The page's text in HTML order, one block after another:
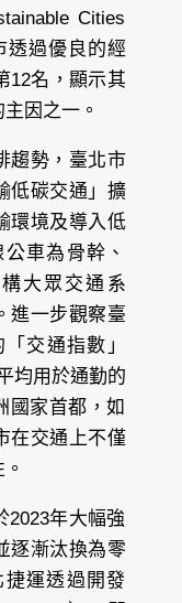
Cities
透過優良的經
12名，顯示其
因之一。
趨勢，臺北市
低碳交通」擴
環境及導入低
車為骨幹、
大眾交通系
進一步觀察臺
交通指數」
均用於通勤的
國家首都，如
在交通上不僅
2023年大幅強
逐漸汰換為零
運透過開發